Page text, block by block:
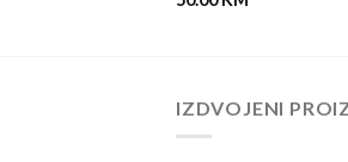
IZDVOJENI